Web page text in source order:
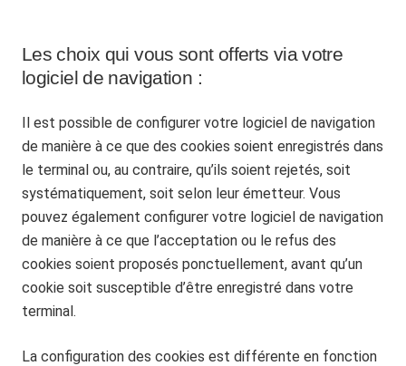
Les choix qui vous sont offerts via votre
logiciel de navigation :
Il est possible de configurer votre logiciel de navigation
de manière à ce que des cookies soient enregistrés dans
le terminal ou, au contraire, qu’ils soient rejetés, soit
systématiquement, soit selon leur émetteur. Vous
pouvez également configurer votre logiciel de navigation
de manière à ce que l’acceptation ou le refus des
cookies soient proposés ponctuellement, avant qu’un
cookie soit susceptible d’être enregistré dans votre
terminal.
La configuration des cookies est différente en fonction